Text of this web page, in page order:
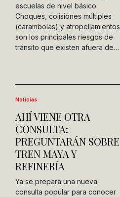
escuelas de nivel básico.
Choques, colisiones múltiples
(carambolas) y atropellamientos
son los principales riesgos de
tránsito que existen afuera de…
Noticias
AHÍ VIENE OTRA
CONSULTA:
PREGUNTARÁN SOBRE
TREN MAYA Y
REFINERÍA
Ya se prepara una nueva
consulta popular para conocer